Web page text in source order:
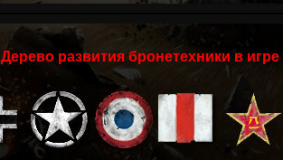
Дерево развития бронетехники в